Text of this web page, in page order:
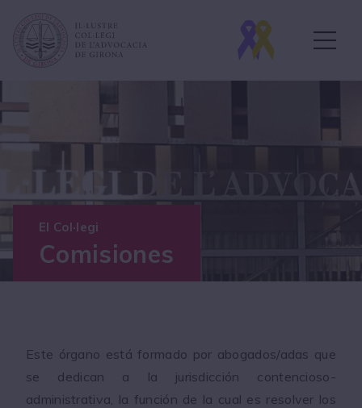
El Col·legi
Comisiones
Este órgano está formado por abogados/adas que
se dedican a la jurisdicción contencioso-
administrativa, la función de la cual es resolver los